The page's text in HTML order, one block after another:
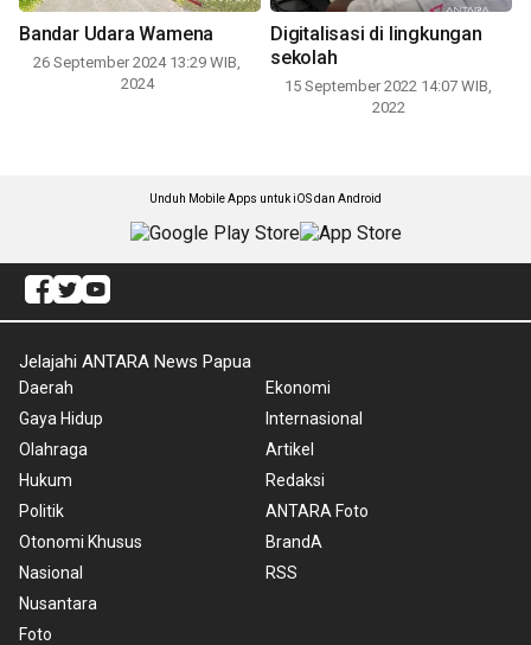
Bandar Udara Wamena
26 September 2024 13:29 WIB,
2024
Digitalisasi di lingkungan
sekolah
15 September 2022 14:07 WIB,
2022
Unduh Mobile Apps untuk iOS dan Android
Jelajahi ANTARA News Papua
Daerah
Gaya Hidup
Olahraga
Hukum
Politik
Otonomi Khusus
Nasional
Nusantara
Foto
Ekonomi
Internasional
Artikel
Redaksi
ANTARA Foto
BrandA
RSS